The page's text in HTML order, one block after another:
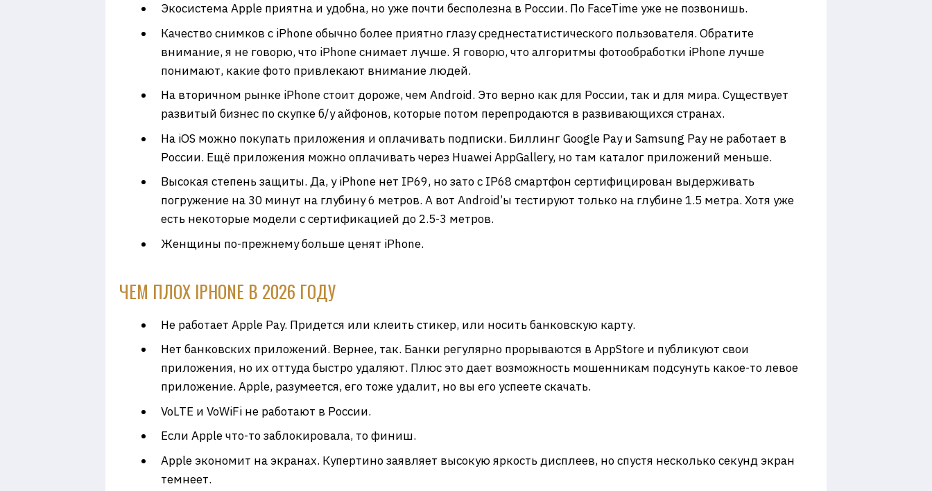
Экосистема Apple приятна и удобна, но уже почти бесполезна в России. По FaceTime уже не позвонишь.
Качество снимков с iPhone обычно более приятно глазу среднестатистического пользователя. Обратите
внимание, я не говорю, что iPhone снимает лучше. Я говорю, что алгоритмы фотообработки iPhone лучше
понимают, какие фото привлекают внимание людей.
На вторичном рынке iPhone стоит дороже, чем Android. Это верно как для России, так и для мира. Существует
развитый бизнес по скупке б/у айфонов, которые потом перепродаются в развивающихся странах.
На iOS можно покупать приложения и оплачивать подписки. Биллинг Google Pay и Samsung Pay не работает в
России. Ещё приложения можно оплачивать через Huawei AppGallery, но там каталог приложений меньше.
Высокая степень защиты. Да, у iPhone нет IP69, но зато с IP68 смартфон сертифицирован выдерживать
погружение на 30 минут на глубину 6 метров. А вот Android’ы тестируют только на глубине 1.5 метра. Хотя уже
есть некоторые модели с сертификацией до 2.5-3 метров.
Женщины по-прежнему больше ценят iPhone.
ЧЕМ ПЛОХ IPHONE В 2026 ГОДУ
Не работает Apple Pay. Придется или клеить стикер, или носить банковскую карту.
Нет банковских приложений. Вернее, так. Банки регулярно прорываются в AppStore и публикуют свои
приложения, но их оттуда быстро удаляют. Плюс это дает возможность мошенникам подсунуть какое-то левое
приложение. Apple, разумеется, его тоже удалит, но вы его успеете скачать.
VoLTE и VoWiFi не работают в России.
Если Apple что-то заблокировала, то финиш.
Apple экономит на экранах. Купертино заявляет высокую яркость дисплеев, но спустя несколько секунд экран
темнеет.